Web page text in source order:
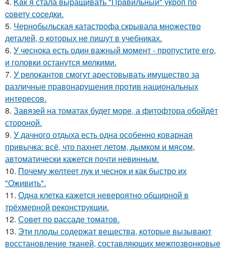
coвету сocедки.
5. Чернобыльская катастрофа скрывала множество
деталей, о которых не пишут в учебниках.
6. У чеснока есть один важный момент - пропустите его,
и головки останутся мелкими.
7. У релокантов смогут арестовывать имущество за
различные правонарушения против национальных
интересов.
8. Завязей на томатах будет море, а фитофтора обойдёт
стороной.
9. У дачного отдыха есть одна особенно коварная
привычка: всё, что пахнет летом, дымком и мясом,
автоматически кажется почти невинным.
10. Почему желтеет лук и чеснок и как быстро их
"Оживить".
11. Одна клетка кажется невероятно обширной в
трёхмерной реконструкции.
12. Совет по рассаде томатов.
13. Эти плoды содержат вещества, которые вызывают
восстановление тканей, составляющих межпозвонковые